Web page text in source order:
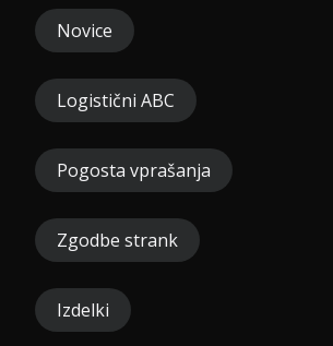
Novice
Logistični ABC
Pogosta vprašanja
Zgodbe strank
Izdelki